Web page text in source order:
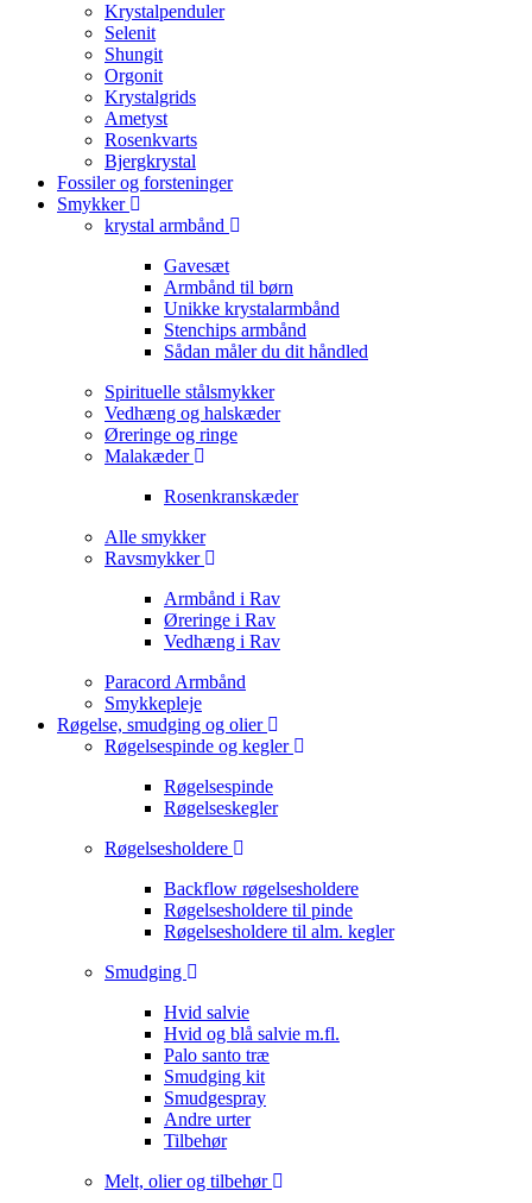
Krystalpenduler
Selenit
Shungit
Orgonit
Krystalgrids
Ametyst
Rosenkvarts
Bjergkrystal
Fossiler og forsteninger
Smykker
krystal armbånd
Gavesæt
Armbånd til børn
Unikke krystalarmbånd
Stenchips armbånd
Sådan måler du dit håndled
Spirituelle stålsmykker
Vedhæng og halskæder
Øreringe og ringe
Malakæder
Rosenkranskæder
Alle smykker
Ravsmykker
Armbånd i Rav
Øreringe i Rav
Vedhæng i Rav
Paracord Armbånd
Smykkepleje
Røgelse, smudging og olier
Røgelsespinde og kegler
Røgelsespinde
Røgelseskegler
Røgelsesholdere
Backflow røgelsesholdere
Røgelsesholdere til pinde
Røgelsesholdere til alm. kegler
Smudging
Hvid salvie
Hvid og blå salvie m.fl.
Palo santo træ
Smudging kit
Smudgespray
Andre urter
Tilbehør
Melt, olier og tilbehør